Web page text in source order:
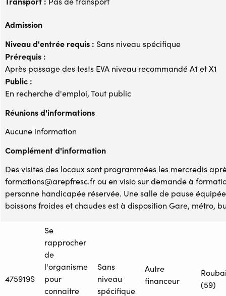
Admission
Niveau d'entrée requis : Sans niveau spécifique
Prérequis :
Après passage des tests EVA niveau recommandé A1 et X1
Public :
En recherche d'emploi, Tout public
Réunions d'informations
Aucune information
Complément d'information
Des visites des locaux sont programmées les mercredis
formations@arepfresc.fr ou en visio sur demande à
personne handicapée réservée. Une salle de pause
boissons froides et chaudes est à disposition Gare, métro,
475919S
Se
rapprocher
de
l'organisme
pour
connaitre
Sans
niveau
spécifique
Autre
financeur
(59)